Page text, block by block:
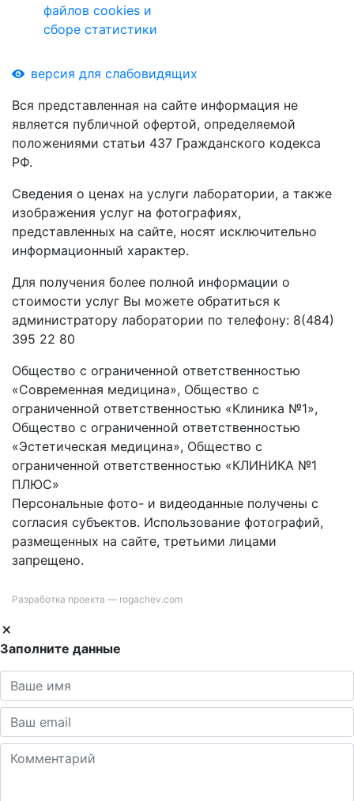
файлов cookies и
сборе статистики
версия для слабовидящих
Вся представленная на сайте информация не
является публичной офертой, определяемой
положениями статьи 437 Гражданского кодекса
РФ.
Сведения о ценах на услуги лаборатории, а также
изображения услуг на фотографиях,
представленных на сайте, носят исключительно
информационный характер.
Для получения более полной информации о
стоимости услуг Вы можете обратиться к
администратору лаборатории по телефону: 8(484)
395 22 80
Общество с ограниченной ответственностью
«Современная медицина», Общество с
ограниченной ответственностью «Клиника №1»,
Общество с ограниченной ответственностью
«Эстетическая медицина», Общество с
ограниченной ответственностью «КЛИНИКА №1
ПЛЮС»
Персональные фото- и видеоданные получены с
согласия субъектов. Использование фотографий,
размещенных на сайте, третьими лицами
запрещено.
Разработка проекта — rogachev.com
Заполните данные